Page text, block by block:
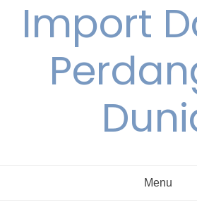
Import
Menu